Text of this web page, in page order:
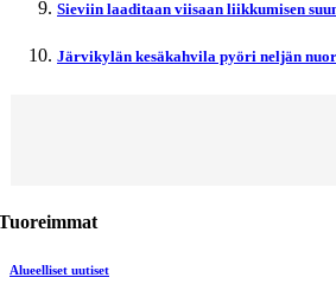
Sieviin laaditaan viisaan liikkumisen
Järvikylän kesäkahvila pyöri neljän
Alueelliset uutiset